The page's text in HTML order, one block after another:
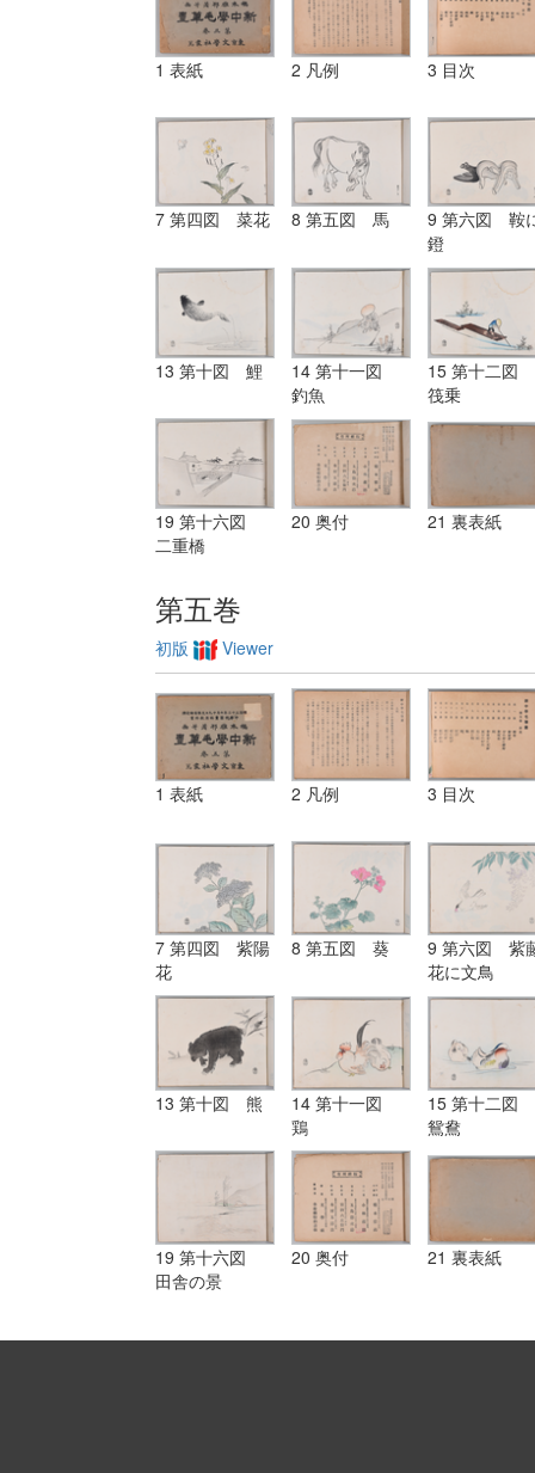
1 表紙 2 凡例 3 目次
7 第四図 菜花 8 第五図 馬
9 第六図 鞍
鐙
13 第十図 鯉
14 第十一図
釣魚
15 第十二図
筏乗
19 第十六図
二重橋
20 奥付 21 裏表紙
第五巻
初版 Viewer
1 表紙 2 凡例 3 目次
7 第四図 紫陽
花
8 第五図 葵
9 第六図 紫
花に文鳥
13 第十図 熊
14 第十一図
鶏
15 第十二図
鴛鴦
19 第十六図
田舎の景
20 奥付 21 裏表紙